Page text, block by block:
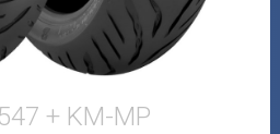
+ KM-MP